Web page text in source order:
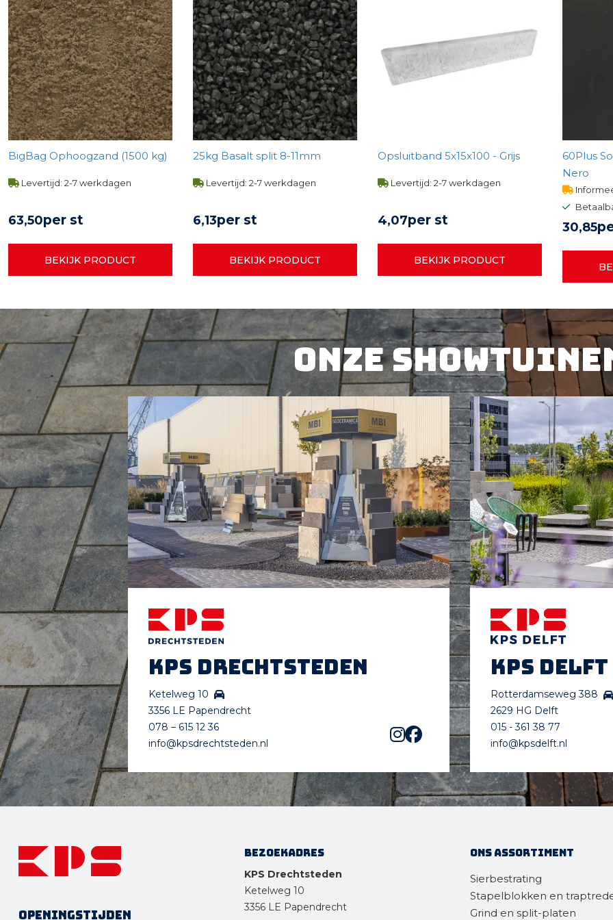
BigBag Ophoogzand (1500 kg)
Levertijd: 2-7 werkdagen
63,50per st
BEKIJK PRODUCT
25kg Basalt split 8-11mm
Levertijd: 2-7 werkdagen
6,13per st
BEKIJK PRODUCT
Opsluitband 5x15x100 - Grijs
Levertijd: 2-7 werkdagen
4,07per st
BEKIJK PRODUCT
60Plus
Nero
30,85
Onze
KPS Drechtsteden
Ketelweg 10
3356 LE Papendrecht
078 – 615 12 36
info@kpsdrechtsteden.nl
KPS Delft
Rotterdamseweg 388
2629 HG Delft
015 - 361 38 77
info@kpsdelft.nl
Openingstijden
Bezoekadres
KPS Drechtsteden
Ketelweg 10
3356 LE Papendrecht
Ons assortiment
Sierbestrating
Stapelblokken en
Grind en split-platen